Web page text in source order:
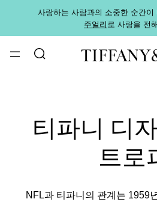
사랑하는 사람과의 소중한 순간이
주얼리로 사랑을 전
티파니 디
트로
NFL과 티파니의 관계는 1959